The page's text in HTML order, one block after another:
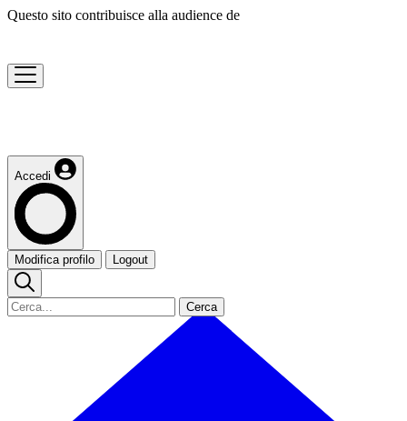
Questo sito contribuisce alla audience de
Accedi
Modifica profilo Logout
Cerca